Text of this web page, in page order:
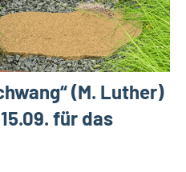
(M. Luther)
für das